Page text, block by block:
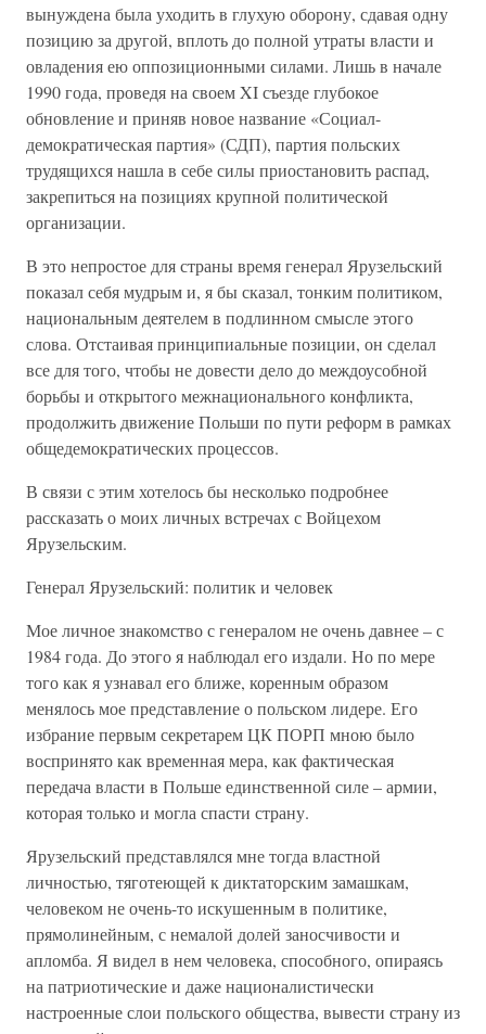
вынуждена была уходить в глухую оборону, сдавая одну
позицию за другой, вплоть до полной утраты власти и
овладения ею оппозиционными силами. Лишь в начале
1990 года, проведя на своем XI съезде глубокое
обновление и приняв новое название «Социал-
демократическая партия» (СДП), партия польских
трудящихся нашла в себе силы приостановить распад,
закрепиться на позициях крупной политической
организации.
В это непростое для страны время генерал Ярузельский
показал себя мудрым и, я бы сказал, тонким политиком,
национальным деятелем в подлинном смысле этого
слова. Отстаивая принципиальные позиции, он сделал
все для того, чтобы не довести дело до междоусобной
борьбы и открытого межнационального конфликта,
продолжить движение Польши по пути реформ в рамках
общедемократических процессов.
В связи с этим хотелось бы несколько подробнее
рассказать о моих личных встречах с Войцехом
Ярузельским.
Генерал Ярузельский: политик и человек
Мое личное знакомство с генералом не очень давнее – с
1984 года. До этого я наблюдал его издали. Но по мере
того как я узнавал его ближе, коренным образом
менялось мое представление о польском лидере. Его
избрание первым секретарем ЦК ПОРП мною было
воспринято как временная мера, как фактическая
передача власти в Польше единственной силе – армии,
которая только и могла спасти страну.
Ярузельский представлялся мне тогда властной
личностью, тяготеющей к диктаторским замашкам,
человеком не очень-то искушенным в политике,
прямолинейным, с немалой долей заносчивости и
апломба. Я видел в нем человека, способного, опираясь
на патриотические и даже националистически
настроенные слои польского общества, вывести страну из